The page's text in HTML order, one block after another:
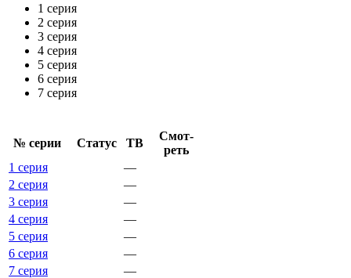
1 серия
2 серия
3 серия
4 серия
5 серия
6 серия
7 серия
№ се­рии Ста­тус ТВ
Смот­
реть
1 серия
—
2 серия
—
3 серия
—
4 серия
—
5 серия
—
6 серия
—
7 серия
—